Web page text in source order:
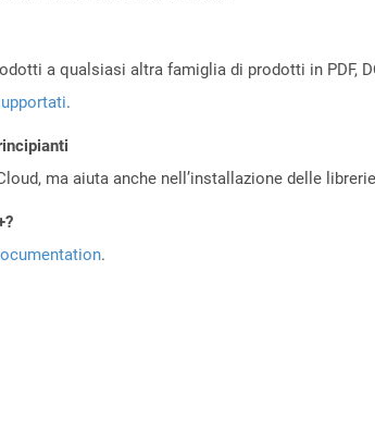
a qualsiasi altra famiglia di prodotti in PDF,
.
ma aiuta anche nell’installazione delle
.